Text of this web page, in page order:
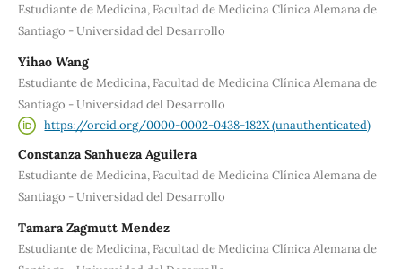
Estudiante de Medicina, Facultad de Medicina Clínica Alemana de
Santiago - Universidad del Desarrollo
Yihao Wang
Estudiante de Medicina, Facultad de Medicina Clínica Alemana de
Santiago - Universidad del Desarrollo
https://orcid.org/0000-0002-0438-182X (unauthenticated)
Constanza Sanhueza Aguilera
Estudiante de Medicina, Facultad de Medicina Clínica Alemana de
Santiago - Universidad del Desarrollo
Tamara Zagmutt Mendez
Estudiante de Medicina, Facultad de Medicina Clínica Alemana de